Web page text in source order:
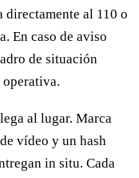
al 110 o
En caso de aviso
de situación
operativa.
al lugar. Marca
vídeo y un hash
in situ. Cada